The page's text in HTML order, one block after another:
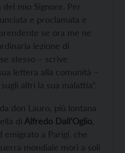
mio Signore. Per
e proclamata e
se ora me ne
lezione di
stesso – scrive
lettera alla comunità –
altri la sua malattia”.
don Lauro, più lontana
di Alfredo Dall’Oglio
a Parigi, che
mondiale morì a soli